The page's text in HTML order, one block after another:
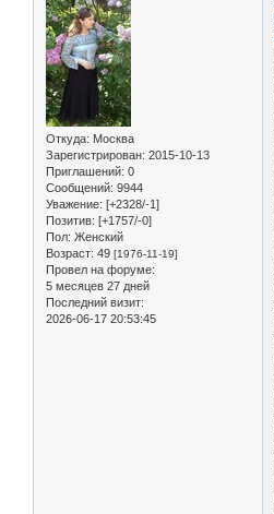
Откуда: Москва
Зарегистрирован: 2015-10-13
Приглашений: 0
Сообщений: 9944
Уважение: [+2328/-1]
Позитив: [+1757/-0]
Пол: Женский
Возраст: 49 [1976-11-19]
Провел на форуме:
5 месяцев 27 дней
Последний визит:
2026-06-17 20:53:45